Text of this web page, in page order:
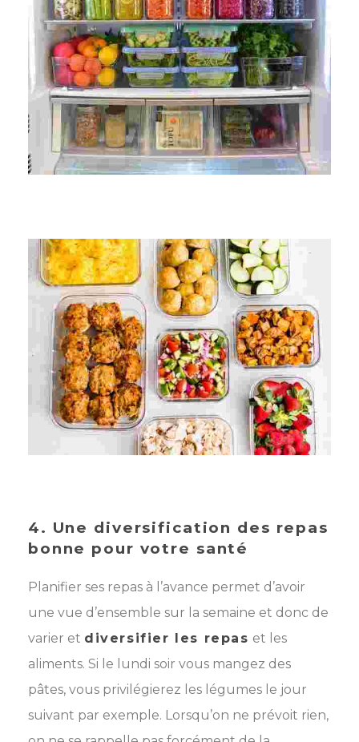
4. Une diversification des repas
bonne pour votre santé
Planifier ses repas à l’avance permet d’avoir
une vue d’ensemble sur la semaine et donc de
varier et diversifier les repas et les
aliments. Si le lundi soir vous mangez des
pâtes, vous privilégierez les légumes le jour
suivant par exemple. Lorsqu’on ne prévoit rien,